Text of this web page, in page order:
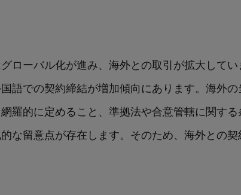
ローバル化が進み、海外との取引が拡大して
語での契約締結が増加傾向にあります。海外
羅的に定めること、準拠法や合意管轄に関す
な留意点が存在します。そのため、海外との